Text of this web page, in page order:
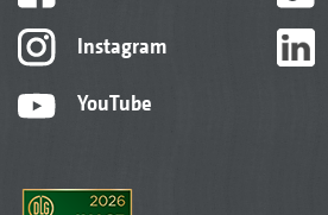
Instagram
YouTube